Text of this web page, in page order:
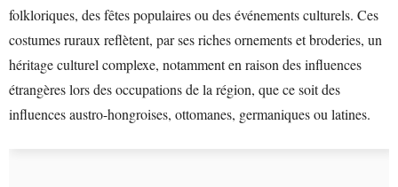
folkloriques, des fêtes populaires ou des événements culturels. Ces
costumes ruraux reflètent, par ses riches ornements et broderies, un
héritage culturel complexe, notamment en raison des influences
étrangères lors des occupations de la région, que ce soit des
influences austro-hongroises, ottomanes, germaniques ou latines.